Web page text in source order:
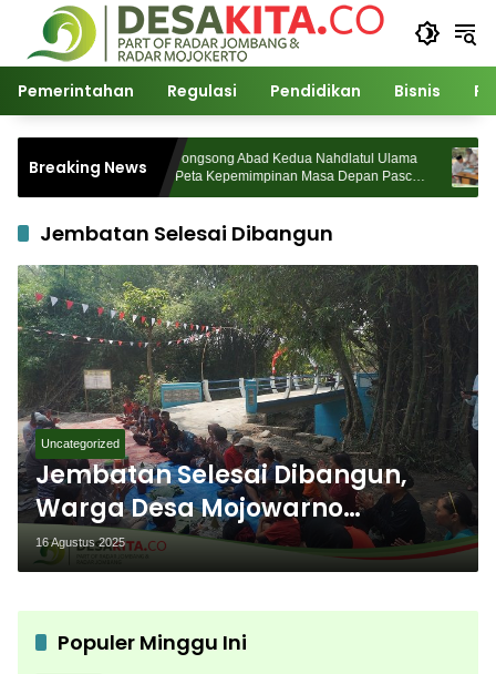
Langsung
konten
Pemerintahan Regulasi Pendidikan Bisnis
Breaking NewsMenyongsong Abad Kedua Nahdlatul Ulama
dan Peta Kepemimpinan Masa Depan Pasca
Muktamar ke-35
Jembatan Selesai Dibangun
Uncategorized
Jembatan Selesai Dibangun,
Warga Desa Mojowarno
Kecamatan Mojowarno
Jombang Gelar Tasyakuran
16 Agustus 2025
Populer Minggu Ini